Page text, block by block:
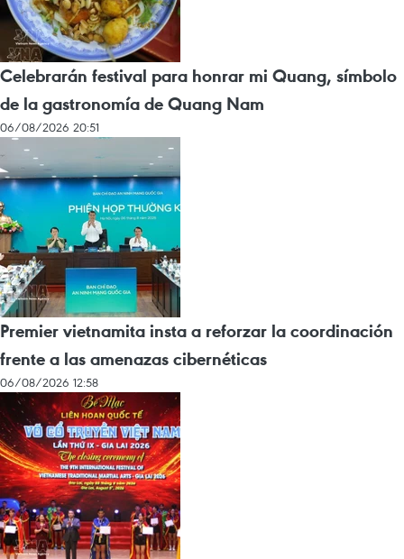
Celebrarán festival para honrar mi Quang, símbolo
de la gastronomía de Quang Nam
06/08/2026 20:51
Premier vietnamita insta a reforzar la coordinación
frente a las amenazas cibernéticas
06/08/2026 12:58